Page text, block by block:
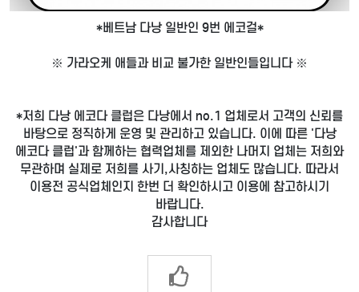
*베트남 다낭 일반인 9번 에코걸*
※ 가라오케 애들과 비교 불가한 일반인들입니다 ※
*저희 다낭 에코다 클럽은 다낭에서 no.1 업체로서 고객의 신뢰를
바탕으로 정직하게 운영 및 관리하고 있습니다. 이에 따른 '다낭
에코다 클럽'과 함께하는 협력업체를 제외한 나머지 업체는 저희와
무관하며 실제로 저희를 사기,사칭하는 업체도 많습니다. 따라서
이용전 공식업체인지 한번 더 확인하시고 이용에 참고하시기
바랍니다.
감사합니다